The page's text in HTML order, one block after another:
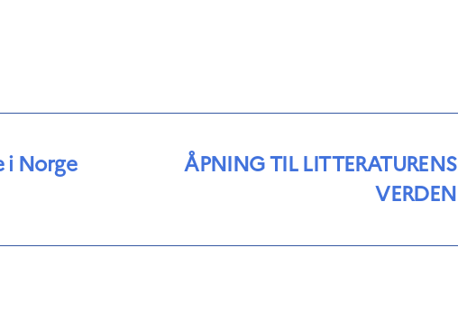
i Norge
ÅPNING TIL LITTERATURENS
VERDEN